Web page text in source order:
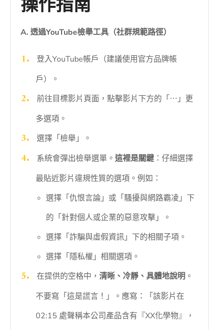
操作指南
A. 透過YouTube檢舉工具（社群規範路徑）
登入YouTube帳戶（建議使用官方品牌帳
戶）。
前往目標影片頁面，點擊影片下方的「⋯」更
多選項。
選擇「檢舉」。
系統會彈出檢舉選單。 這裡是關鍵：仔細選擇
最貼近影片違規性質的選項。例如：
選擇「仇恨言論」或「騷擾與網路霸凌」下
的「針對個人或企業的惡意攻擊」。
選擇「詐騙與虛假資訊」下的相關子項。
選擇「隱私權」相關選項。
在提供的空格中， 清晰、冷靜、具體地說明。
不要寫「這是謊言！」。應寫：「該影片在
02:15 處聲稱本公司產品含有『XX化學物』，